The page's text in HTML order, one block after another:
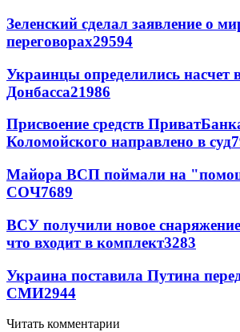
Зеленский сделал заявление о
переговорах29594
Украинцы определились насчет
Донбасса21986
Присвоение средств
Коломойского направлено в суд
Майора ВСП поймали на
СОЧ7689
ВСУ получили новое
что входит в комплект3283
Украина поставила Путина
СМИ2944
Читать комментарии